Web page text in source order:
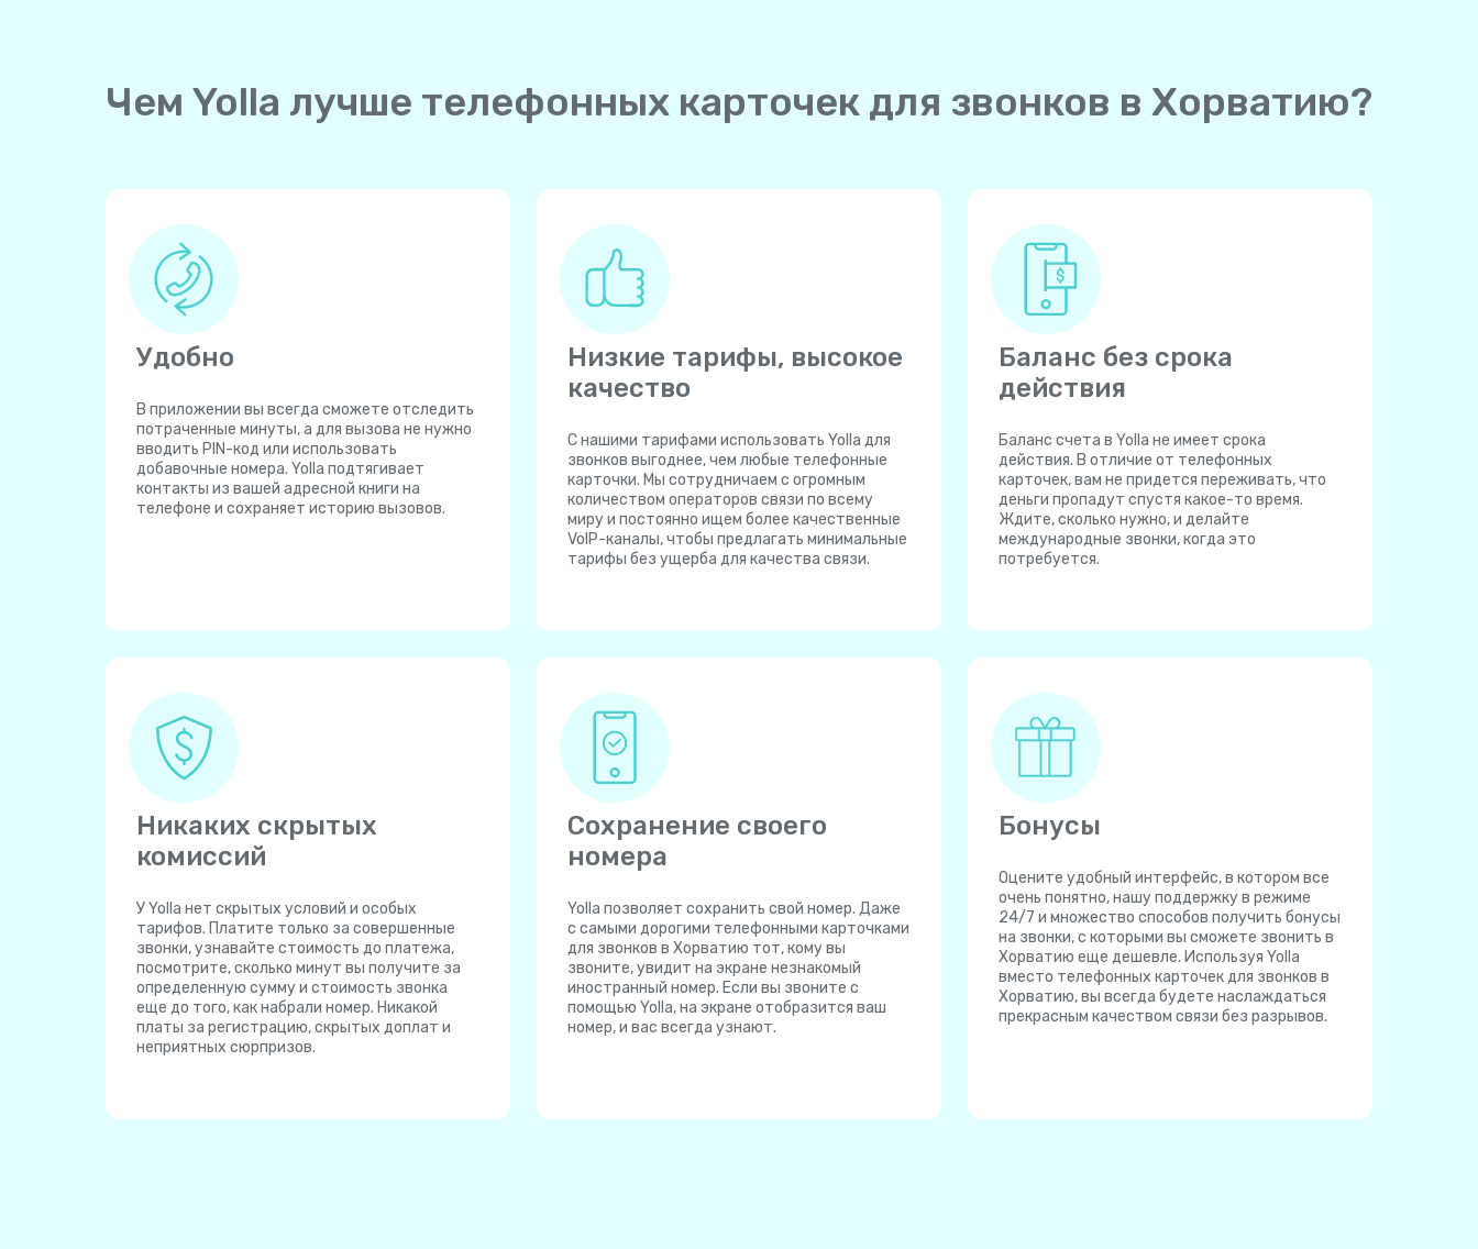
Чем Yolla лучше телефонных карточек для звонков в Хорватию?
Удобно
В приложении вы всегда сможете отследить
потраченные минуты, а для вызова не нужно
вводить PIN-код или использовать
добавочные номера. Yolla подтягивает
контакты из вашей адресной книги на
телефоне и сохраняет историю вызовов.
Низкие тарифы, высокое
качество
С нашими тарифами использовать Yolla для
звонков выгоднее, чем любые телефонные
карточки. Мы сотрудничаем с огромным
количеством операторов связи по всему
миру и постоянно ищем более качественные
VoIP-каналы, чтобы предлагать минимальные
тарифы без ущерба для качества связи.
Баланс без срока
действия
Баланс счета в Yolla не имеет срока
действия. В отличие от телефонных
карточек, вам не придется переживать, что
деньги пропадут спустя какое-то время.
Ждите, сколько нужно, и делайте
международные звонки, когда это
потребуется.
Никаких скрытых
комиссий
У Yolla нет скрытых условий и особых
тарифов. Платите только за совершенные
звонки, узнавайте стоимость до платежа,
посмотрите, сколько минут вы получите за
определенную сумму и стоимость звонка
еще до того, как набрали номер. Никакой
платы за регистрацию, скрытых доплат и
неприятных сюрпризов.
Сохранение своего
номера
Yolla позволяет сохранить свой номер. Даже
с самыми дорогими телефонными карточками
для звонков в Хорватию тот, кому вы
звоните, увидит на экране незнакомый
иностранный номер. Если вы звоните с
помощью Yolla, на экране отобразится ваш
номер, и вас всегда узнают.
Бонусы
Оцените удобный интерфейс, в котором все
очень понятно, нашу поддержку в режиме
24/7 и множество способов получить бонусы
на звонки, с которыми вы сможете звонить в
Хорватию еще дешевле. Используя Yolla
вместо телефонных карточек для звонков в
Хорватию, вы всегда будете наслаждаться
прекрасным качеством связи без разрывов.